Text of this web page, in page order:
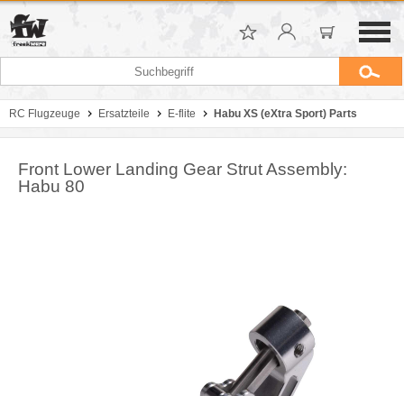
RC Flugzeuge Ersatzteile E-flite Habu XS (eXtra Sport) Parts
Front Lower Landing Gear Strut Assembly:
Habu 80